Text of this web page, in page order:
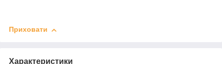
Приховати
Характеристики